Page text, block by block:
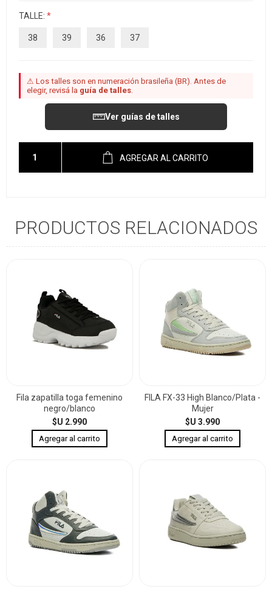
TALLE: *
38 39 36 37
⚠ Los talles son en numeración brasileña (BR). Antes de
elegir, revisá la guía de talles
Ver guías de talles
AGREGAR AL CARRITO
PRODUCTOS RELACIONADOS
Fila zapatilla toga femenino
negro/blanco
$U 2.990
FILA FX-33 High Blanco/Plata -
Mujer
$U 3.990